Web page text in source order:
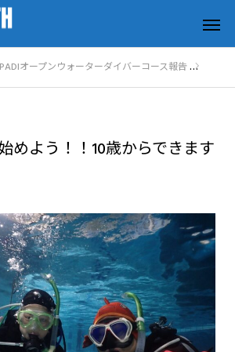
PADIオープンウォーターダイバーコース報告
めよう！！10歳からできます